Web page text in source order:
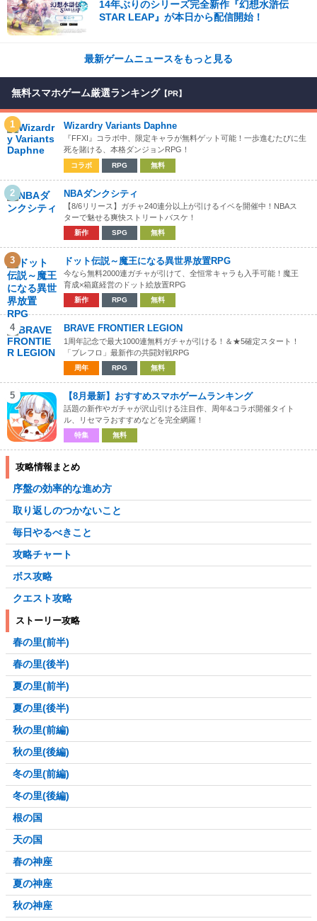
14年ぶりのシリーズ完全新作『幻想水滸伝
STAR LEAP』が本日から配信開始！
最新ゲームニュースをもっと見る
無料スマホゲーム厳選ランキング 【PR】
1 Wizardry Variants Daphne
『FFXI』コラボ中、限定キャラが無料ゲット可能！一歩進むたびに生
死を賭ける、本格ダンジョンRPG！
コラボ RPG 無料
2 NBAダンクシティ
【8/6リリース】ガチャ240連分以上が引けるイベを開催中！NBAス
ターで魅せる爽快ストリートバスケ！
新作 SPG 無料
3 ドット伝説～魔王になる異世界放置RPG
今なら無料2000連ガチャが引けて、全恒常キャラも入手可能！魔王
育成×箱庭経営のドット絵放置RPG
新作 RPG 無料
4 BRAVE FRONTIER LEGION
1周年記念で最大1000連無料ガチャが引ける！＆★5確定スタート！
「ブレフロ」最新作の共闘対戦RPG
周年 RPG 無料
5 【8月最新】おすすめスマホゲームランキング
話題の新作やガチャが沢山引ける注目作、周年&コラボ開催タイト
ル、リセマラおすすめなどを完全網羅！
特集 無料
攻略情報まとめ
序盤の効率的な進め方
取り返しのつかないこと
毎日やるべきこと
攻略チャート
ボス攻略
クエスト攻略
ストーリー攻略
春の里(前半)
春の里(後半)
夏の里(前半)
夏の里(後半)
秋の里(前編)
秋の里(後編)
冬の里(前編)
冬の里(後編)
根の国
天の国
春の神座
夏の神座
秋の神座